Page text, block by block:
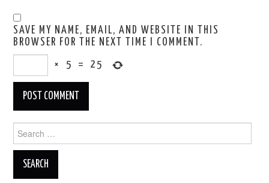
SAVE MY NAME, EMAIL, AND WEBSITE IN THIS
BROWSER FOR THE NEXT TIME I COMMENT.
× 5 = 25
for: